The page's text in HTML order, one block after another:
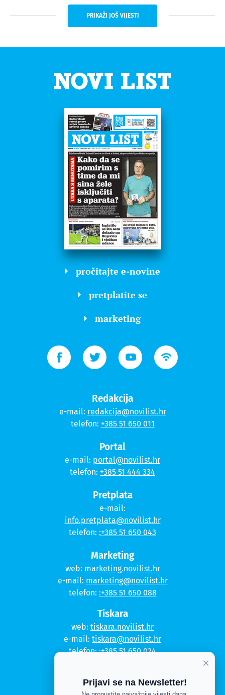
PRIKAŽI JOŠ VIJESTI
pročitajte e-novine
pretplatite se
marketing
Redakcija
e-mail: redakcija@novilist.hr
telefon: +385 51 650 011
Portal
e-mail: portal@novilist.hr
telefon: +385 51 444 334
Pretplata
e-mail:
info.pretplata@novilist.hr
telefon: :+385 51 650 043
Marketing
web: marketing.novilist.hr
e-mail: marketing@novilist.hr
telefon: :+385 51 650 088
Tiskara
web: tiskara.novilist.hr
e-mail: tiskara@novilist.hr
telefon::+385 51 650 024
×
Prijavi se na Newsletter!